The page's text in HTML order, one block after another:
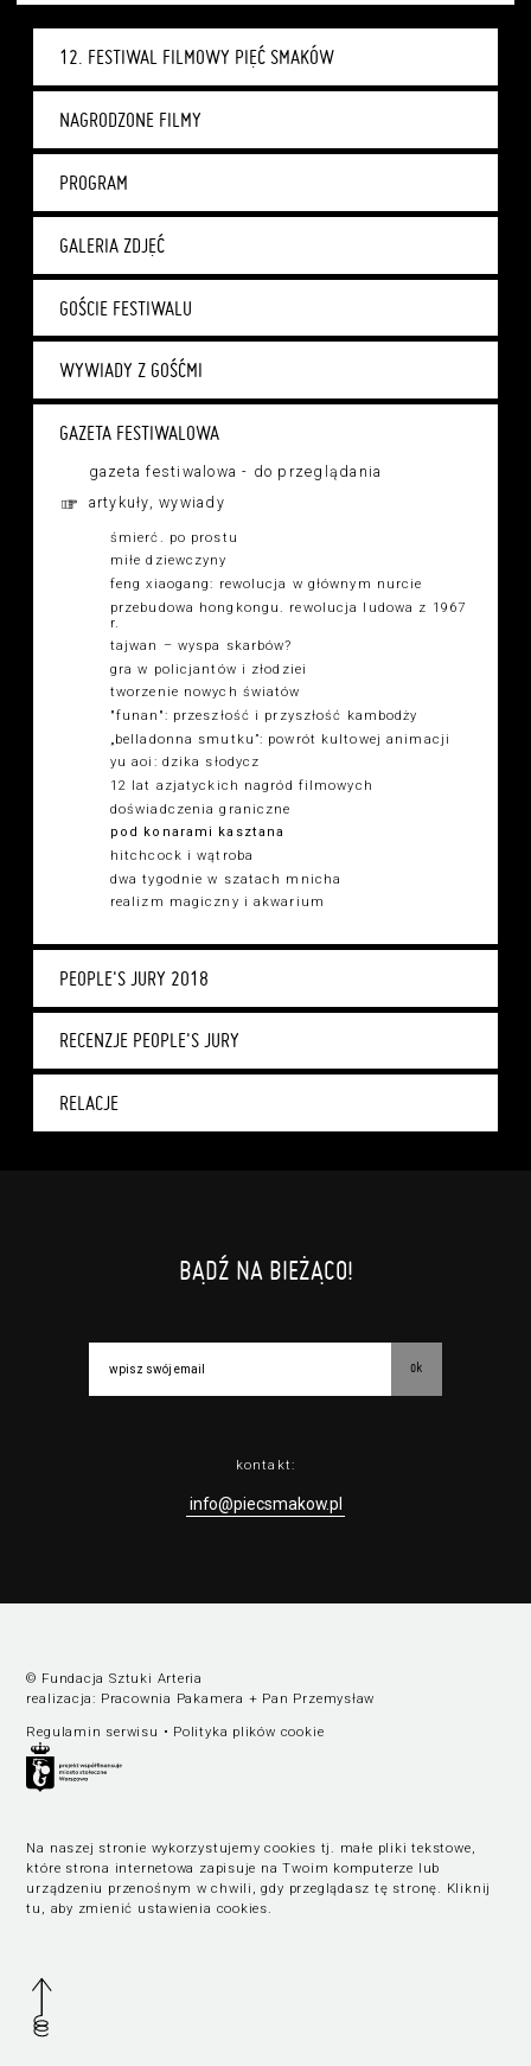
12. FESTIWAL FILMOWY PIĘĆ SMAKÓW
NAGRODZONE FILMY
PROGRAM
GALERIA ZDJĘĆ
GOŚCIE FESTIWALU
WYWIADY Z GOŚĆMI
GAZETA FESTIWALOWA
gazeta festiwalowa - do przeglądania
artykuły, wywiady
śmierć. po prostu
miłe dziewczyny
feng xiaogang: rewolucja w głównym nurcie
przebudowa hongkongu. rewolucja ludowa z 1967
r.
tajwan – wyspa skarbów?
gra w policjantów i złodziei
tworzenie nowych światów
"funan": przeszłość i przyszłość kambodży
„belladonna smutku”: powrót kultowej animacji
yu aoi: dzika słodycz
12 lat azjatyckich nagród filmowych
doświadczenia graniczne
pod konarami kasztana
hitchcock i wątroba
dwa tygodnie w szatach mnicha
realizm magiczny i akwarium
PEOPLE'S JURY 2018
RECENZJE PEOPLE'S JURY
RELACJE
BĄDŹ NA BIEŻĄCO!
ok
kontakt:
info@piecsmakow.pl
© Fundacja Sztuki Arteria
realizacja: Pracownia Pakamera + Pan Przemysław
Regulamin serwisu • Polityka plików cookie
Na naszej stronie wykorzystujemy cookies tj. małe pliki tekstowe,
które strona internetowa zapisuje na Twoim komputerze lub
urządzeniu przenośnym w chwili, gdy przeglądasz tę stronę. Kliknij
tu, aby zmienić ustawienia cookies.